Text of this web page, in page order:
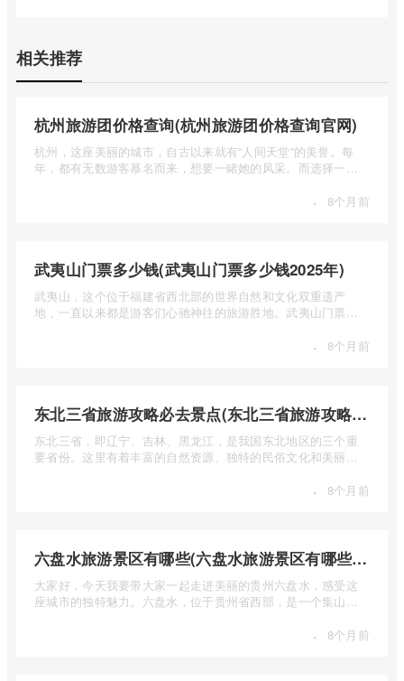
相关推荐
杭州旅游团价格查询(杭州旅游团价格查询官网)
杭州，这座美丽的城市，自古以来就有“人间天堂”的美誉。每
年，都有无数游客慕名而来，想要一睹她的风采。而选择一个
· 8个月前
武夷山门票多少钱(武夷山门票多少钱2025年)
武夷山，这个位于福建省西北部的世界自然和文化双重遗产
地，一直以来都是游客们心驰神往的旅游胜地。武夷山门票多
· 8个月前
东北三省旅游攻略必去景点(东北三省旅游攻略必去景点视频介绍)
东北三省，即辽宁、吉林、黑龙江，是我国东北地区的三个重
要省份。这里有着丰富的自然资源、独特的民俗文化和美丽的
· 8个月前
六盘水旅游景区有哪些(六盘水旅游景区有哪些景点值得去)
大家好，今天我要带大家一起走进美丽的贵州六盘水，感受这
座城市的独特魅力。六盘水，位于贵州省西部，是一个集山水
· 8个月前